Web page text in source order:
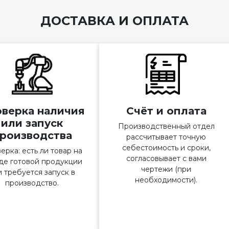
ДОСТАВКА И ОПЛАТА
наличия
или запуск
есть ли товар на
готовой продукции
требуется запуск в
производство.
Счёт и оплата
Производственный отдел
рассчитывает точную
себестоимость и сроки,
согласовывает с вами
чертежи (при
необходимости).